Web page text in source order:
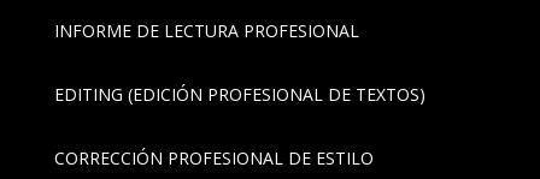
INFORME DE LECTURA PROFESIONAL
EDITING (EDICIÓN PROFESIONAL DE TEXTOS)
CORRECCIÓN PROFESIONAL DE ESTILO